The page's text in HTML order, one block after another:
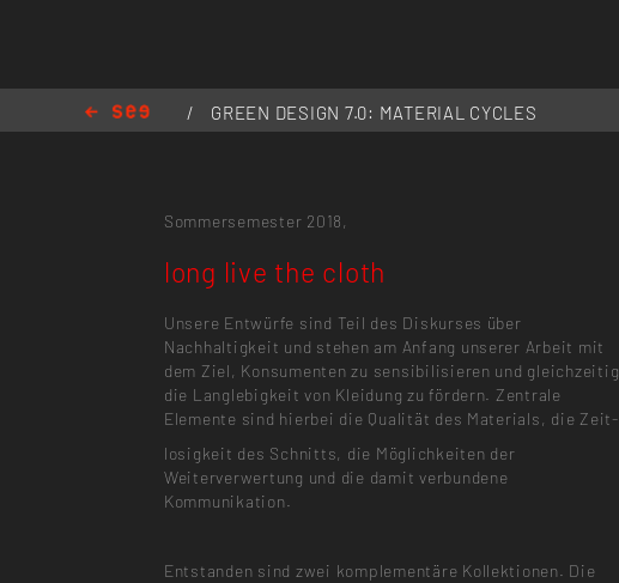
/
GREEN DESIGN 7.0: MATERIAL CYCLES
Sommersemester 2018,
long live the cloth
Unsere Entwürfe sind Teil des Diskurses über
Nachhaltigkeit und stehen am Anfang unserer Arbeit mit
dem Ziel, Konsumenten zu sensibilisieren und gleichzeitig
die Langlebigkeit von Kleidung zu fördern. Zentrale
Elemente sind hierbei die Qualität des Materials, die Zeit-
losigkeit des Schnitts, die Möglichkeiten der
Weiterverwertung und die damit verbundene
Kommunikation.
Entstanden sind zwei komplementäre Kollektionen. Die